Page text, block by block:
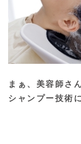
まぁ、美容師さ
シャンプー技術